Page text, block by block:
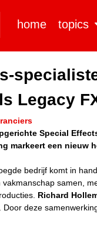
home topics
Legacy
Special
markeert een nieuw
bedrijf komt in
samen,
Richard
deze